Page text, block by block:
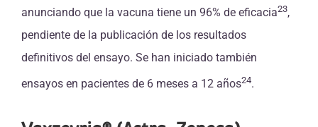
anunciando que la vacuna tiene un 96% de eficacia23,
pendiente de la publicación de los resultados
definitivos del ensayo. Se han iniciado también
ensayos en pacientes de 6 meses a 12 años24.